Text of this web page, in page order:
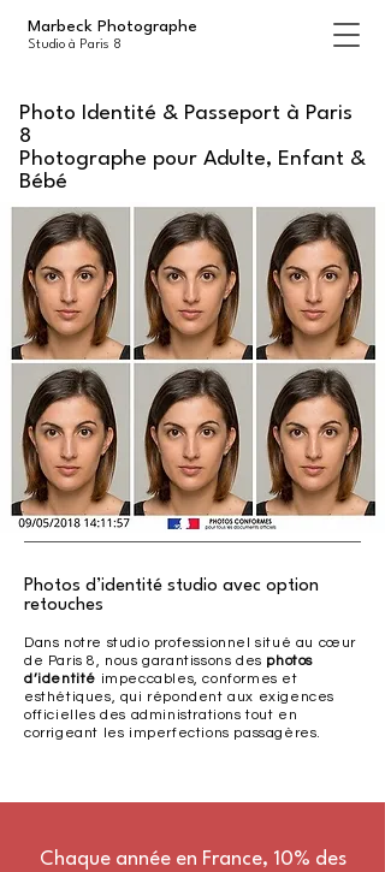
Marbeck Photographe
Studio à Paris 8
Photo Identité & Passeport à Paris
8
Photographe pour Adulte, Enfant &
Bébé
​Photos d’identité studio avec option
retouches
Dans notre studio professionnel situé au cœur
de Paris 8, nous garantissons des photos
d’identité impeccables, conformes et
esthétiques, qui répondent aux exigences
officielles des administrations tout en
corrigeant les imperfections passagères.
Chaque année en France, 10% des